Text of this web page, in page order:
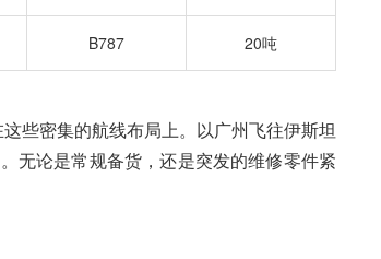
B787 20吨
些密集的航线布局上。以广州飞往伊斯坦
无论是常规备货，还是突发的维修零件紧